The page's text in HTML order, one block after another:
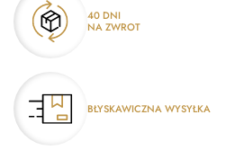
40 DNI
NA ZWROT
BŁYSKAWICZNA WYSYŁKA